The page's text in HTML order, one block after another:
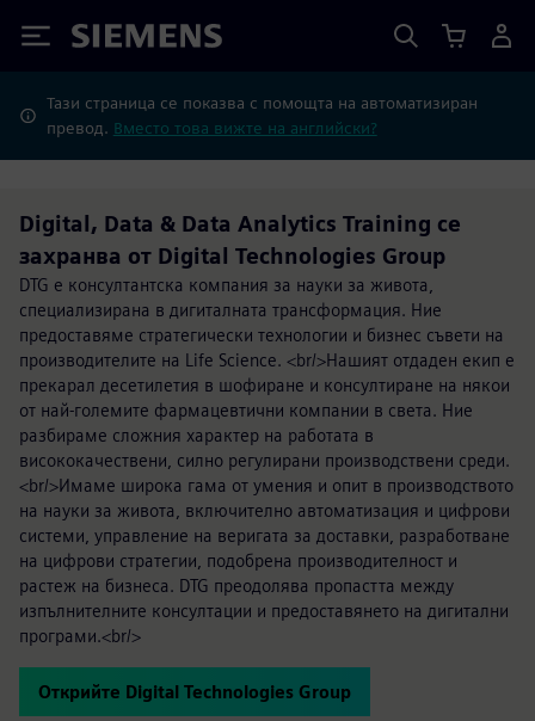
Siemens
Тази страница се показва с помощта на автоматизиран
превод. Вместо това вижте на английски?
Digital, Data & Data Analytics Training се
захранва от Digital Technologies Group
DTG е консултантска компания за науки за живота,
специализирана в дигиталната трансформация. Ние
предоставяме стратегически технологии и бизнес съвети на
производителите на Life Science. <br/>Нашият отдаден екип е
прекарал десетилетия в шофиране и консултиране на някои
от най-големите фармацевтични компании в света. Ние
разбираме сложния характер на работата в
висококачествени, силно регулирани производствени среди.
<br/>Имаме широка гама от умения и опит в производството
на науки за живота, включително автоматизация и цифрови
системи, управление на веригата за доставки, разработване
на цифрови стратегии, подобрена производителност и
растеж на бизнеса. DTG преодолява пропастта между
изпълнителните консултации и предоставянето на дигитални
програми.<br/>
Открийте Digital Technologies Group